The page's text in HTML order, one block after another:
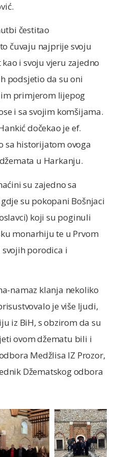
čestitao
čuvaju najprije svoju
i svoju vjeru zajedno
podsjetio da su oni
primjerom lijepog
i sa svojim komšijama.
dočekao je ef.
sa historijatom ovoga
u Harkanju.
su zajedno sa
su pokopani Bošnjaci
koji su poginuli
monarhiju te u Prvom
porodica i
namaz klanja nekoliko
je više ljudi,
iz BiH, s obzirom da su
ovom džematu bili i
Medžlisa IZ Prozor,
Džematskog odbora